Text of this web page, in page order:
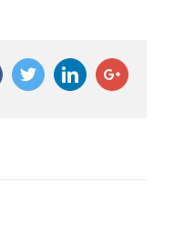
FacebookTwitterLinkedinGoogle+